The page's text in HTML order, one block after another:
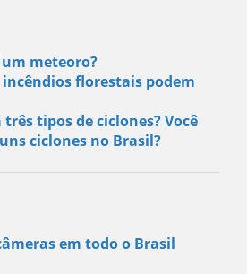
um meteoro?
incêndios florestais podem
tipos de ciclones? Você
ciclones no Brasil?
em todo o Brasil